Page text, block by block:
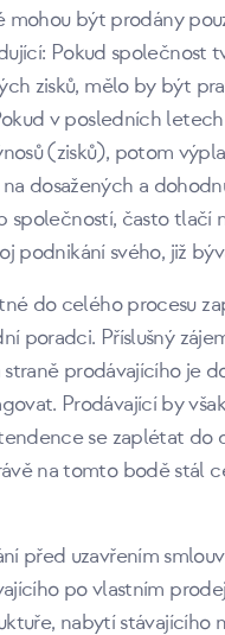
mohou být prodány
Pokud společnost
zisků, mělo by být
v posledních
(zisků), potom
na dosažených a
společností, často tlačí
podnikání svého, již
do celého procesu
poradci. Příslušný
prodávajícího je
Prodávající by
se zaplétat
na tomto bodě stál
před uzavřením
po vlastním
nabytí